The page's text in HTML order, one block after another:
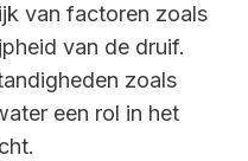
van factoren zoals
van de druif.
zoals
een rol in het